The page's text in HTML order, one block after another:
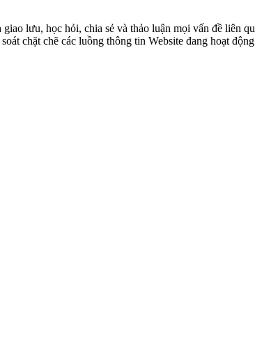
lưu, học hỏi, chia sẻ và thảo luận mọi vấn đề liên
chặt chẽ các luồng thông tin Website đang hoạt